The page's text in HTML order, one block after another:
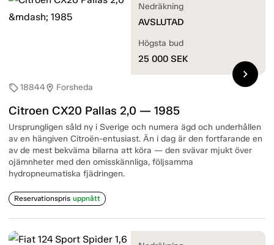
sell18844location_on Forsheda
Citroen CX20 Pallas 2,0 — 1985
Ursprungligen såld ny i Sverige och numera ägd och underhållen
av en hängiven Citroën-entusiast. Än i dag är den fortfarande en
av de mest bekväma bilarna att köra — den svävar mjukt över
ojämnheter med den omisskännliga, följsamma
hydropneumatiska fjädringen.
Reservationspris uppnått
Nedräkning
AVSLUTAD
Högsta bud
25 000 SEK
chevron_right